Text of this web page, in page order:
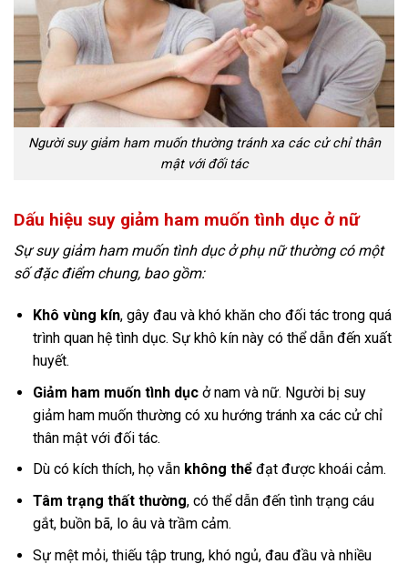
Người suy giảm ham muốn thường tránh xa các cử chỉ thân
mật với đối tác
Dấu hiệu suy giảm ham muốn tình dục ở nữ
Sự suy giảm ham muốn tình dục ở phụ nữ thường có một
số đặc điểm chung, bao gồm:
Khô vùng kín, gây đau và khó khăn cho đối tác trong quá
trình quan hệ tình dục. Sự khô kín này có thể dẫn đến xuất
huyết.
Giảm ham muốn tình dụcở nam và nữ. Người bị suy
giảm ham muốn thường có xu hướng tránh xa các cử chỉ
thân mật với đối tác.
Dù có kích thích, họ vẫnkhông thể đạt được khoái cảm.
Tâm trạng thất thường, có thể dẫn đến tình trạng cáu
gắt, buồn bã, lo âu và trầm cảm.
Sự mệt mỏi, thiếu tập trung, khó ngủ, đau đầu và nhiều